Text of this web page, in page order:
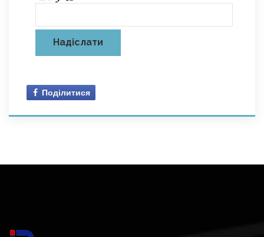
Поділитися